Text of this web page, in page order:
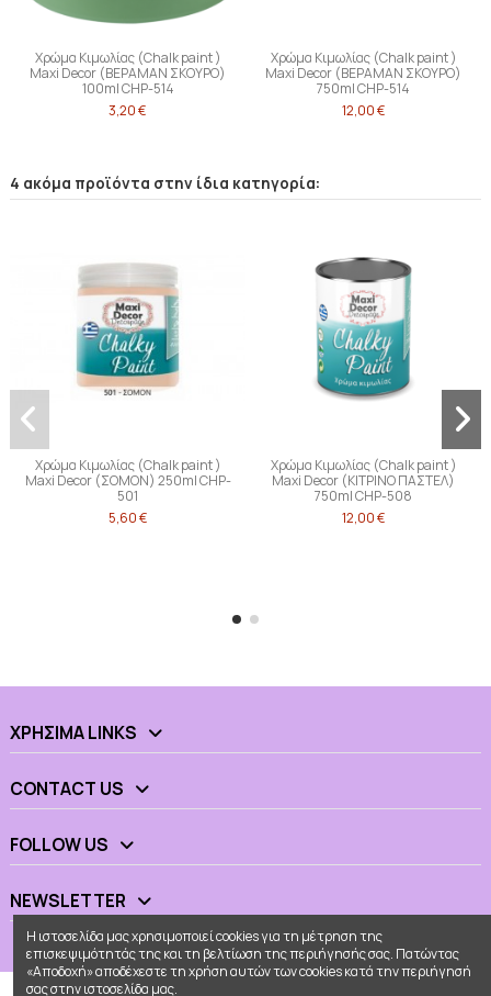
Χρώμα Κιμωλίας (Chalk paint )
Maxi Decor (ΒΕΡΑΜΑΝ ΣΚΟΥΡΟ)
100ml CHP-514
3,20 €
Χρώμα Κιμωλίας (Chalk paint )
Maxi Decor (ΒΕΡΑΜΑΝ ΣΚΟΥΡΟ)
750ml CHP-514
12,00 €
4 ακόμα προϊόντα στην ίδια κατηγορία:
Χρώμα Κιμωλίας (Chalk paint )
Maxi Decor (ΣΟΜΟΝ) 250ml CHP-
501
5,60 €
Χρώμα Κιμωλίας (Chalk paint )
Maxi Decor (ΚΙΤΡΙΝΟ ΠΑΣΤΕΛ)
750ml CHP-508
12,00 €
ΧΡΉΣΙΜΑ LINKS
CONTACT US
FOLLOW US
NEWSLETTER
Η ιστοσελίδα μας χρησιμοποιεί cookies για τη μέτρηση της
επισκεψιμότητάς της και τη βελτίωση της περιήγησής σας. Πατώντας
«Αποδοχή» αποδέχεστε τη χρήση αυτών των cookies κατά την περιήγησή
σας στην ιστοσελίδα μας.